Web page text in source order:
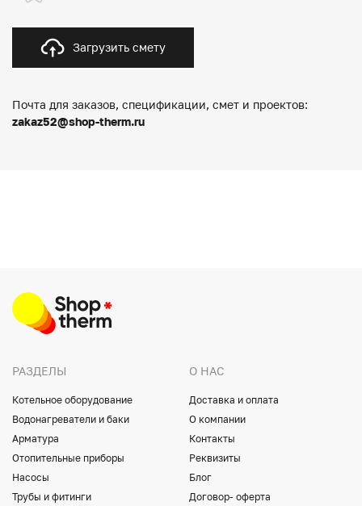
Загрузить смету
Почта для заказов, спецификации, смет и проектов:
zakaz52@shop-therm.ru
РАЗДЕЛЫ
Котельное оборудование
Водонагреватели и баки
Арматура
Отопительные приборы
Насосы
Трубы и фитинги
О НАС
Доставка и оплата
О компании
Контакты
Реквизиты
Блог
Договор- оферта